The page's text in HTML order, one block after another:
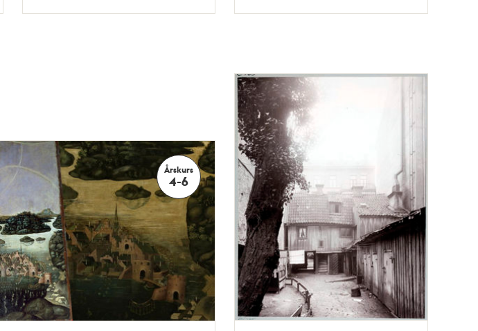
Typ Typ
Årskurs
4-6